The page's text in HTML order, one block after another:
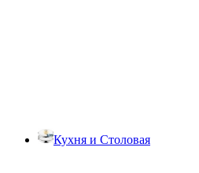
Кухня и Столовая